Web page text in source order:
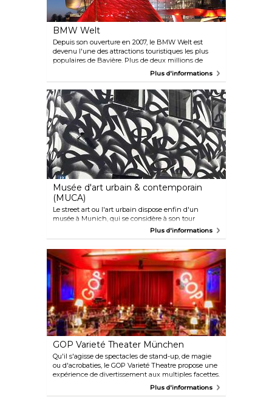
informatifs de votre guide.
BMW Welt
Depuis son ouverture en 2007, le BMW Welt est
devenu l'une des attractions touristiques les plus
populaires de Bavière. Plus de deux millions de
visiteurs affluent ici chaque année pour découvrir le
programme junior pour enfants et les visites
guidées.
Plus d'informations
Musée d'art urbain & contemporain
(MUCA)
Le street art ou l'art urbain dispose enfin d'un
musée à Munich, qui se considère à son tour
comme un lieu de rencontre ouvert pour les
amateurs de graffiti, d'art au pochoir et de
musée accueille de nombreuses expositions
intérieures et extérieures.
Plus d'informations
GOP Varieté Theater München
Qu'il s'agisse de spectacles de stand-up, de magie
ou d'acrobaties, le GOP Varieté Theatre propose une
expérience de divertissement aux multiples facettes.
Vous pourrez déguster de délicieux plats au
Plus d'informations